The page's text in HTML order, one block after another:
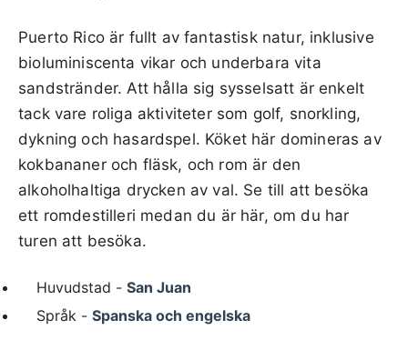
Puerto Rico är fullt av fantastisk natur, inklusive
bioluminiscenta vikar och underbara vita
sandstränder. Att hålla sig sysselsatt är enkelt
tack vare roliga aktiviteter som golf, snorkling,
dykning och hasardspel. Köket här domineras av
kokbananer och fläsk, och rom är den
alkoholhaltiga drycken av val. Se till att besöka
ett romdestilleri medan du är här, om du har
turen att besöka.
Huvudstad - San Juan
Språk - Spanska och engelska